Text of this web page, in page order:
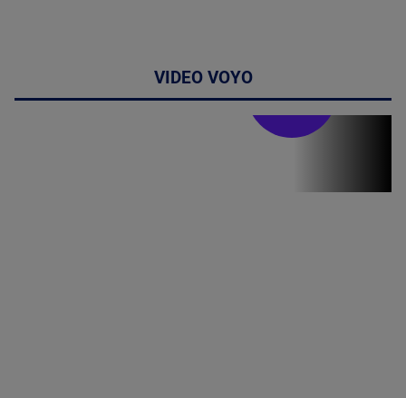
VIDEO VOYO